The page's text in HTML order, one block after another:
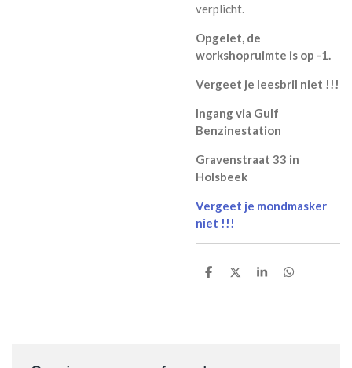
verplicht.
Opgelet, de
workshopruimte is op -1.
Vergeet je leesbril niet !!!
Ingang via Gulf
Benzinestation
Gravenstraat 33 in
Holsbeek
Vergeet je mondmasker
niet !!!
D
D
S
D